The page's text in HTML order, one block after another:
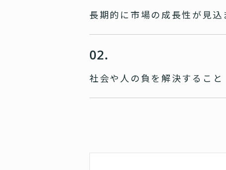
長期的に市場の成長性が 見
02.
社会や人の負を解決すること